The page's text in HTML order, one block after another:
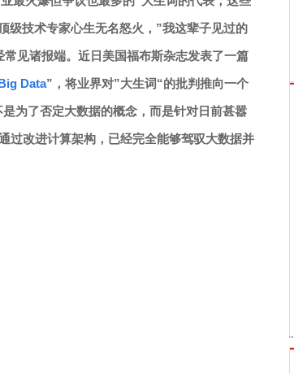
级技术专家心生无名怒火，”我这辈子见过的
见诸报端。近日美国福布斯杂志发表了一篇
Data”，将业界对”大生词“的批判推向一个
为了否定大数据的概念，而是针对日前甚嚣
过改进计算架构，已经完全能够驾驭大数据并